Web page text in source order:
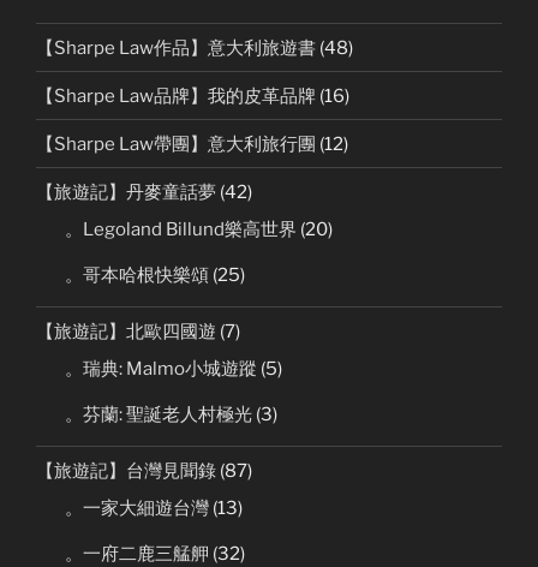
【Sharpe Law作品】意大利旅遊書 (48)
【Sharpe Law品牌】我的皮革品牌 (16)
【Sharpe Law帶團】意大利旅行團 (12)
【旅遊記】丹麥童話夢 (42)
。Legoland Billund樂高世界 (20)
。哥本哈根快樂頌 (25)
【旅遊記】北歐四國遊 (7)
。瑞典: Malmo小城遊蹤 (5)
。芬蘭: 聖誕老人村極光 (3)
【旅遊記】台灣見聞錄 (87)
。一家大細遊台灣 (13)
。一府二鹿三艋舺 (32)